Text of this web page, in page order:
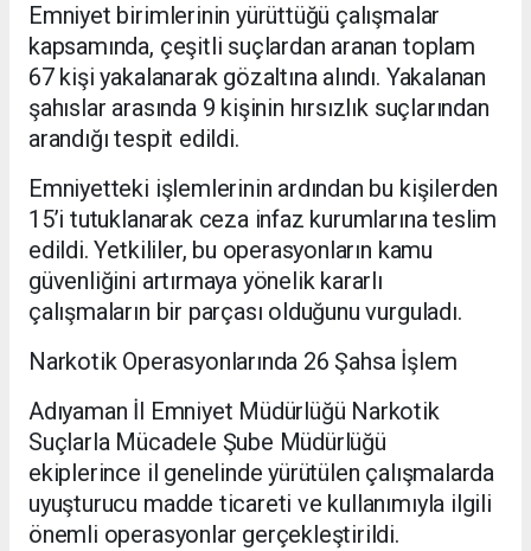
Emniyet birimlerinin yürüttüğü çalışmalar
kapsamında, çeşitli suçlardan aranan toplam
67 kişi yakalanarak gözaltına alındı. Yakalanan
şahıslar arasında 9 kişinin hırsızlık suçlarından
arandığı tespit edildi.
Emniyetteki işlemlerinin ardından bu kişilerden
15’i tutuklanarak ceza infaz kurumlarına teslim
edildi. Yetkililer, bu operasyonların kamu
güvenliğini artırmaya yönelik kararlı
çalışmaların bir parçası olduğunu vurguladı.
Narkotik Operasyonlarında 26 Şahsa İşlem
Adıyaman İl Emniyet Müdürlüğü Narkotik
Suçlarla Mücadele Şube Müdürlüğü
ekiplerince il genelinde yürütülen çalışmalarda
uyuşturucu madde ticareti ve kullanımıyla ilgili
önemli operasyonlar gerçekleştirildi.